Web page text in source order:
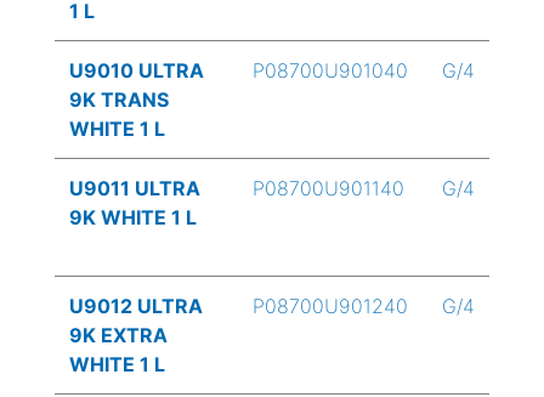
1 L
U9010 ULTRA
9K TRANS
WHITE 1 L
P08700U901040 G/4
U9011 ULTRA
9K WHITE 1 L
P08700U901140 G/4
U9012 ULTRA
9K EXTRA
WHITE 1 L
P08700U901240 G/4